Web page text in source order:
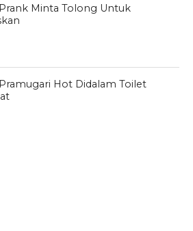
Minta Tolong Untuk
Hot Didalam Toilet